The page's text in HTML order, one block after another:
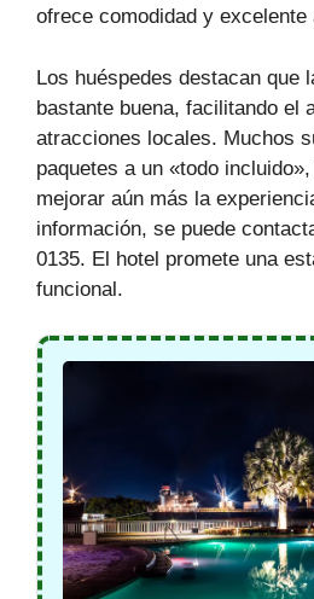
ofrece comodidad y
Los huéspedes destacan que
bastante buena, facilitando el
atracciones locales. Muchos
paquetes a un «todo
mejorar aún más la
información, se puede
0135. El hotel promete una
funcional.